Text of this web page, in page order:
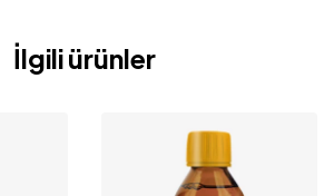
İlgili ürünler